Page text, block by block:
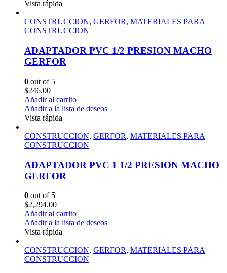
Vista rápida
CONSTRUCCION, GERFOR, MATERIALES PARA
CONSTRUCCION
ADAPTADOR PVC 1/2 PRESION MACHO
GERFOR
0 out of 5
$246.00
Añadir al carrito
Añadir a la lista de deseos
Vista rápida
CONSTRUCCION, GERFOR, MATERIALES PARA
CONSTRUCCION
ADAPTADOR PVC 1 1/2 PRESION MACHO
GERFOR
0 out of 5
$2,294.00
Añadir al carrito
Añadir a la lista de deseos
Vista rápida
CONSTRUCCION, GERFOR, MATERIALES PARA
CONSTRUCCION